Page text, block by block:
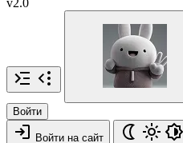
v2.0
Войти
Войти на сайт